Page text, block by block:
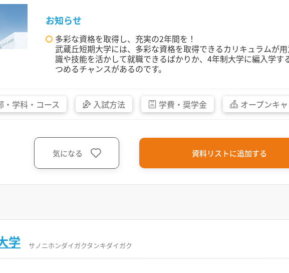
お知らせ
多彩な資格を取得し、充実の2年間を！
武蔵丘短期大学には、多彩な資格を取得できるカリキュラムが
識や技能を活かして就職できるばかりか、4年制大学に編入学
つめるチャンスがあるのです。
・ 学科・ コース 入試方法 学費・ 奨学金 オープンキ
気になる 資料リストに追加する
学 サノニホンダイガクタンキダイガク